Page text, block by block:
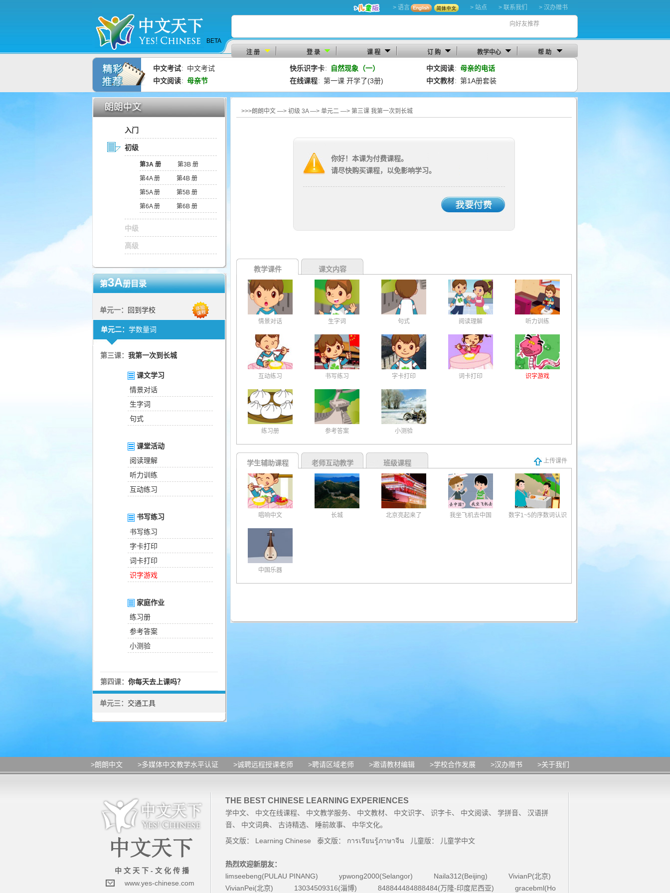
BETA
> 语言 > 站点 > 联系我们 > 汉办赠书
向好友推荐
注 册 登 录 课 程 订 购 教学中心 帮 助
中文考试： 中文考试 快乐识字卡： 自然现象（一） 中文阅读： 母亲的电话
中文阅读： 母亲节 在线课程： 第一课 开学了(3册) 中文教材： 第1A册套装
入门
初级
第3A 册
第3B 册
第4A 册
第4B 册
第5A 册
第5B 册
第6A 册
第6B 册
中级
高级
第3A册目录
单元一： 回到学校
单元二： 学数量词
第三课： 我第一次到长城
课文学习
情景对话
生字词
句式
课堂活动
阅读理解
听力训练
互动练习
书写练习
书写练习
字卡打印
词卡打印
识字游戏
家庭作业
练习册
参考答案
小测验
第四课： 你每天去上课吗？
单元三： 交通工具
>>>朗朗中文 —> 初级 3A —> 单元二 —> 第三课 我第一次到长城
你好！本课为付费课程。
请尽快购买课程，以免影响学习。
教学课件 课文内容
情景对话 生字词 句式 阅读理解 听力训练
互动练习 书写练习 字卡打印 词卡打印 识字游戏
练习册 参考答案 小测验
学生辅助课程 老师互动教学 班级课程 上传课件
唱响中文 长城 北京亮起来了 我坐飞机去中国 数字1~5的序数词认识
中国乐器
>朗朗中文 >多媒体中文教学水平认证 >诚聘远程授课老师 >聘请区域老师 >邀请教材编辑 >学校合作发展 >汉办赠书 >关于我们
中 文 天 下 - 文 化 传 播
www.yes-chinese.com
THE BEST CHINESE LEARNING EXPERIENCES
学中文、 中文在线课程、 中文教学服务、 中文教材、 中文识字、 识字卡、 中文阅读、 学拼音、 汉语拼
音、 中文词典、 古诗精选、 睡前故事、 中华文化。
英文版： Learning Chinese 泰文版： การเรียนรู้ภาษาจีน 儿童版： 儿童学中文
热烈欢迎新朋友：
limseebeng(PULAU PINANG)
ypwong2000(Selangor) Naila312(Beijing)
VivianP(北京)
VivianPei(北京)
13034509316(淄博) 848844484888484(万隆-印度尼西亚) gracebml(Ho